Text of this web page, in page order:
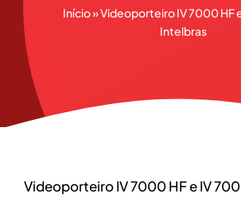
Início»Videoporteiro IV 7000 HF
Intelbras
Videoporteiro IV 7000 HF e IV